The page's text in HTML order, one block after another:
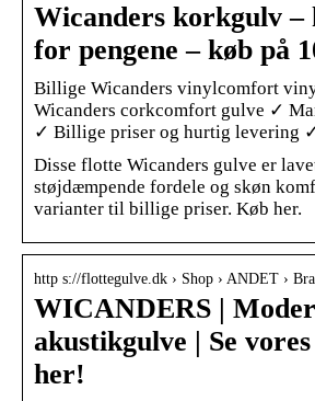
Wicanders korkgulv
for pengene – køb på
Billige Wicanders vinylcomfort
Wicanders corkcomfort gulve ✓
✓ Billige priser og hurtig levering
Disse flotte Wicanders gulve er
støjdæmpende fordele og skøn
varianter til billige priser. Køb her.
http s://flottegulve.dk › Shop › ANDET ›
WICANDERS |
akustikgulve | Se
her!